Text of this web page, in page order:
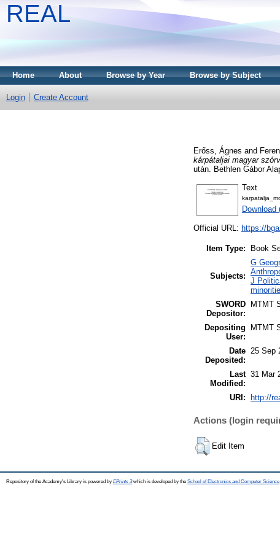
REAL
Home About Browse by Year Browse by Subject
Login Create Account
Erőss, Ágnes and
kárpátaljai magyar
után. Bethlen Gábor
Text
Download
Official URL: https://
Item Type: Book
Subjects:
G
J
SWORD
Depositor:
MTMT
Depositing
User:
MTMT
Date
Deposited:
25 Sep
Last
Modified:
31 Mar
URI: http://
Actions (login
Edit Item
Repository of the Academy's Library is powered by EPrints 3which is developed by the School of Electronics and Computer Science